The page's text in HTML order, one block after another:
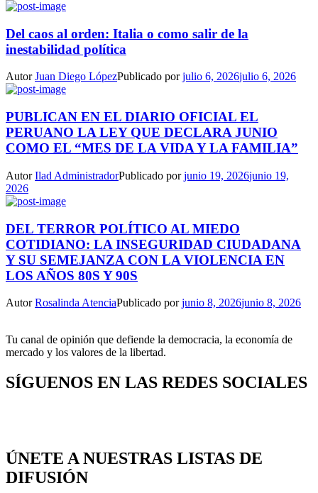
Del caos al orden: Italia o como salir de la
inestabilidad política
AutorJuan Diego LópezPublicado porjulio 6, 2026julio 6, 2026
PUBLICAN EN EL DIARIO OFICIAL EL
PERUANO LA LEY QUE DECLARA JUNIO
COMO EL “MES DE LA VIDA Y LA FAMILIA”
AutorIlad AdministradorPublicado porjunio 19, 2026junio 19,
2026
DEL TERROR POLÍTICO AL MIEDO
COTIDIANO: LA INSEGURIDAD CIUDADANA
Y SU SEMEJANZA CON LA VIOLENCIA EN
LOS AÑOS 80S Y 90S
AutorRosalinda AtenciaPublicado porjunio 8, 2026junio 8, 2026
Tu canal de opinión que defiende la democracia, la economía de
mercado y los valores de la libertad.
SÍGUENOS EN LAS REDES SOCIALES
ÚNETE A NUESTRAS LISTAS DE
DIFUSIÓN